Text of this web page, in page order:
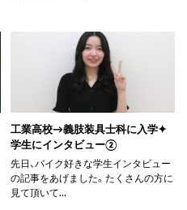
工業高校→義肢装具士科に入学✦
学生にインタビュー②
先日、バイク好きな学生インタビュー
の記事をあげました。たくさんの方に
見て頂いて...